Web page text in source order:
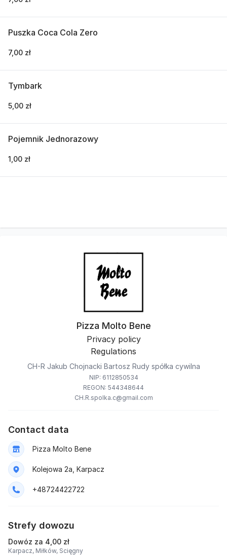
Puszka Coca Cola Zero
7,00 zł
Tymbark
5,00 zł
Pojemnik Jednorazowy
1,00 zł
Pizza Molto Bene
Privacy policy
Regulations
CH-R Jakub Chojnacki Bartosz Rudy spółka cywilna
NIP: 6112850534
REGON: 544348644
CH.R.spolka.c@gmail.com
Contact data
Pizza Molto Bene
Kolejowa 2a, Karpacz
+48724422722
Strefy dowozu
Dowóz za 4,00 zł
Karpacz, Miłków, Scięgny